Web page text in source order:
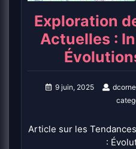
Exploration
Actuelles :
9 juin, 2025
Article sur les
: